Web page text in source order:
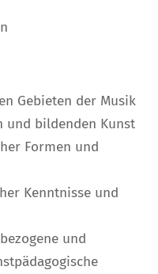
Gebieten der Musik
und bildenden Kunst
Formen und
Kenntnisse und
und